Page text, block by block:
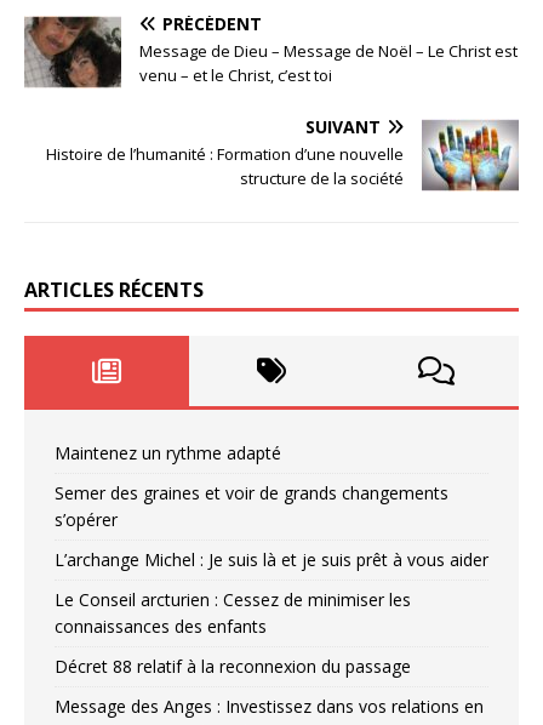
PRÉCÉDENT
Message de Dieu – Message de Noël – Le Christ est
venu – et le Christ, c’est toi
SUIVANT
Histoire de l’humanité : Formation d’une nouvelle
structure de la société
ARTICLES RÉCENTS
Maintenez un rythme adapté
Semer des graines et voir de grands changements
s’opérer
L’archange Michel : Je suis là et je suis prêt à vous aider
Le Conseil arcturien : Cessez de minimiser les
connaissances des enfants
Décret 88 relatif à la reconnexion du passage
Message des Anges : Investissez dans vos relations en